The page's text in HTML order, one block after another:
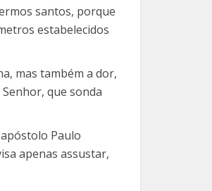
santos, porque
estabelecidos
mas também a dor,
que sonda
Paulo
apenas assustar,